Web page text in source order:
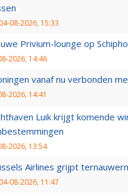
04-08-2026, 15:33
Privium-lounge op
2026, 14:46
vanaf nu verbonden
2026, 14:41
Luik krijgt komende
2026, 13:54
Airlines grijpt
04-08-2026, 11:47